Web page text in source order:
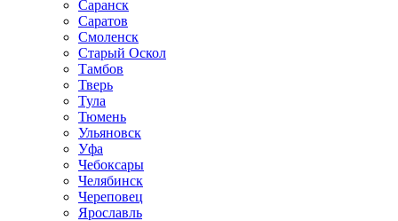
Саранск
Саратов
Смоленск
Старый Оскол
Тамбов
Тверь
Тула
Тюмень
Ульяновск
Уфа
Чебоксары
Челябинск
Череповец
Ярославль